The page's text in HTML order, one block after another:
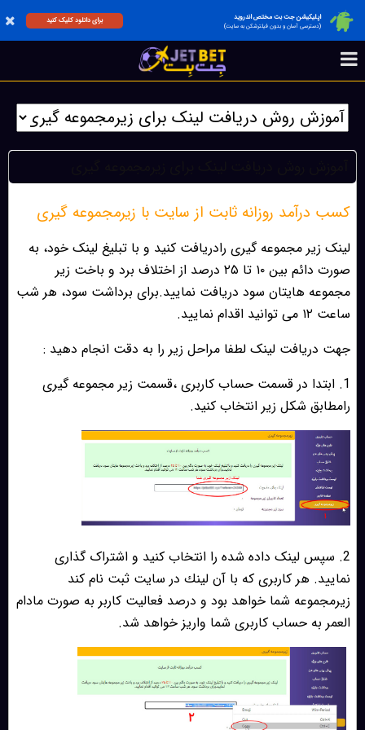
اپلیکیشن جت بت مختص اندروید
(دسترسی آسان و بدون فیلترشکن به سایت)
برای دانلود کلیک کنید
کسب درآمد روزانه ثابت از سایت با زیرمجموعه گیری
لینک زیر مجموعه گیری رادریافت کنید و با تبلیغ لینک خود، به
صورت دائم بین ۱۰ تا ۲۵ درصد از اختلاف برد و باخت زیر
مجموعه هایتان سود دریافت نمایید.برای برداشت سود، هر شب
ساعت ۱۲ می توانید اقدام نمایید.
جهت دریافت لینک لطفا مراحل زیر را به دقت انجام دهید :
1. ابتدا در قسمت حساب کاربری ،قسمت زیر مجموعه گیری
رامطابق شکل زیر انتخاب کنید.
2. سپس لینک داده شده را انتخاب کنید و اشتراک گذاری
نمایید. هر كاربرى كه با آن لينك در سايت ثبت نام كند
زيرمجموعه شما خواهد بود و درصد فعاليت كاربر به صورت مادام
العمر به حساب كاربرى شما واريز خواهد شد.